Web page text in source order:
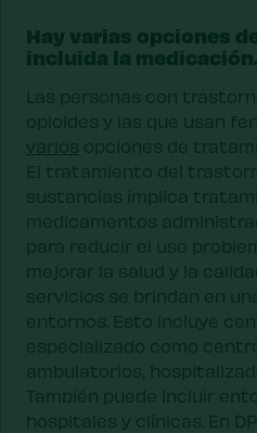
Hay varias opciones
incluida la medicación.
Las personas con
opioides y las que usan
varios opciones de
El tratamiento del
sustancias implica
medicamentos
para reducir el uso
mejorar la salud y la
servicios se brindan en
entornos. Esto incluye
especializado como
ambulatorios,
También puede incluir
hospitales y clínicas. En